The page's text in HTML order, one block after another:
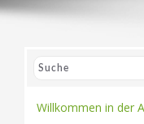
Willkommen in der